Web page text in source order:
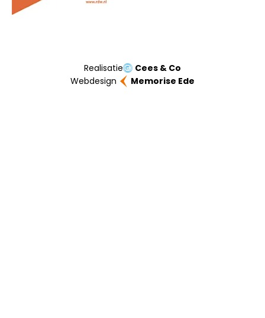
Realisatie
Cees & Co
Webdesign
Memorise Ede